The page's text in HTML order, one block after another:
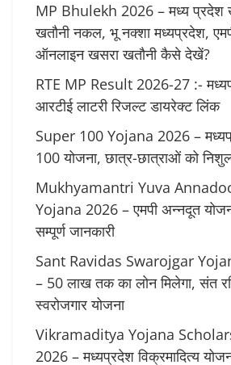
MP Bhulekh 2026 – मध्य प्रदेश
खतौनी नकल, भू नक्शा मध्यप्रदेश,
ऑनलाइन खसरा खतौनी कैसे देखें?
RTE MP Result 2026-27 :-
आरटीई लाटरी रिजल्ट डायरेक्ट लिंक
Super 100 Yojana 2026 –
100 योजना, छात्र-छात्राओं को
Mukhyamantri Yuva
Yojana 2026 – एमपी अन्नदूत
सम्पूर्ण जानकारी
Sant Ravidas Swarojgar
– 50 लाख तक का लोन मिलेगा, संत
स्वरोजगार योजना
Vikramaditya Yojana
2026 – मध्‍यप्रदेश विक्रमादित्‍य